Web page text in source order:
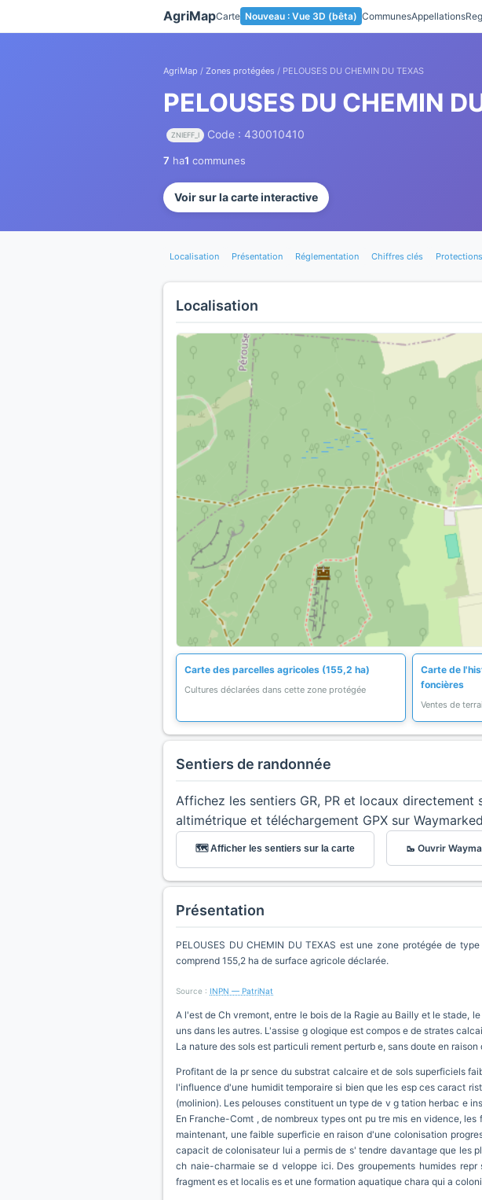
AgriMapCarte Nouveau : Vue 3D (bêta) CommunesAppellations
AgriMap / Zones protégées / PELOUSES DU CHEMIN DU TEXAS
PELOUSES DU CHEMIN
ZNIEFF_I Code : 430010410
7 ha1 communes
Voir sur la carte interactive
Localisation Présentation Réglementation Chiffres clés Protections
Localisation
Carte des parcelles agricoles (155,2 ha)
Cultures déclarées dans cette zone protégée
Carte de
foncières
Ventes de
Sentiers de randonnée
Affichez les sentiers GR, PR et locaux
altimétrique et téléchargement GPX sur
🗺️ Afficher les sentiers sur la carte 🥾 Ouvrir
Présentation
PELOUSES DU CHEMIN DU TEXAS est une zone protégée de
comprend 155,2 ha de surface agricole déclarée.
Source : INPN — PatriNat
A l'est de Ch vremont, entre le bois de la Ragie au Bailly et le stade,
uns dans les autres. L'assise g ologique est compos e de strates
La nature des sols est particuli rement perturb e, sans doute en
Profitant de la pr sence du substrat calcaire et de sols superficiels
l'influence d'une humidit temporaire si bien que les esp ces caract
(molinion). Les pelouses constituent un type de v g tation herbac e
En Franche-Comt , de nombreux types ont pu tre mis en vidence,
maintenant, une faible superficie en raison d'une colonisation
capacit de colonisateur lui a permis de s' tendre davantage que les
ch naie-charmaie se d veloppe ici. Des groupements humides
fragment es et localis es et une formation aquatique chara qui a
Panneau de gestion des cookies